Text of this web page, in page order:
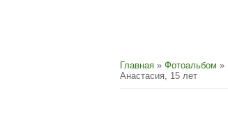
Главная » Фотоальбом »
Анастасия, 15 лет